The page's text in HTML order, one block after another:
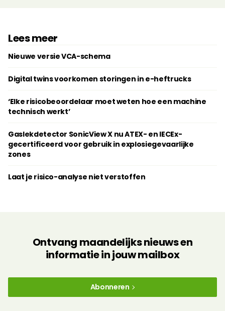
Lees meer
Nieuwe versie VCA-schema
Digital twins voorkomen storingen in e-heftrucks
‘Elke risicobeoordelaar moet weten hoe een machine
technisch werkt’
Gaslekdetector SonicView X nu ATEX- en IECEx-
gecertificeerd voor gebruik in explosiegevaarlijke
zones
Laat je risico-analyse niet verstoffen
Ontvang maandelijks nieuws en
informatie in jouw mailbox
Abonneren